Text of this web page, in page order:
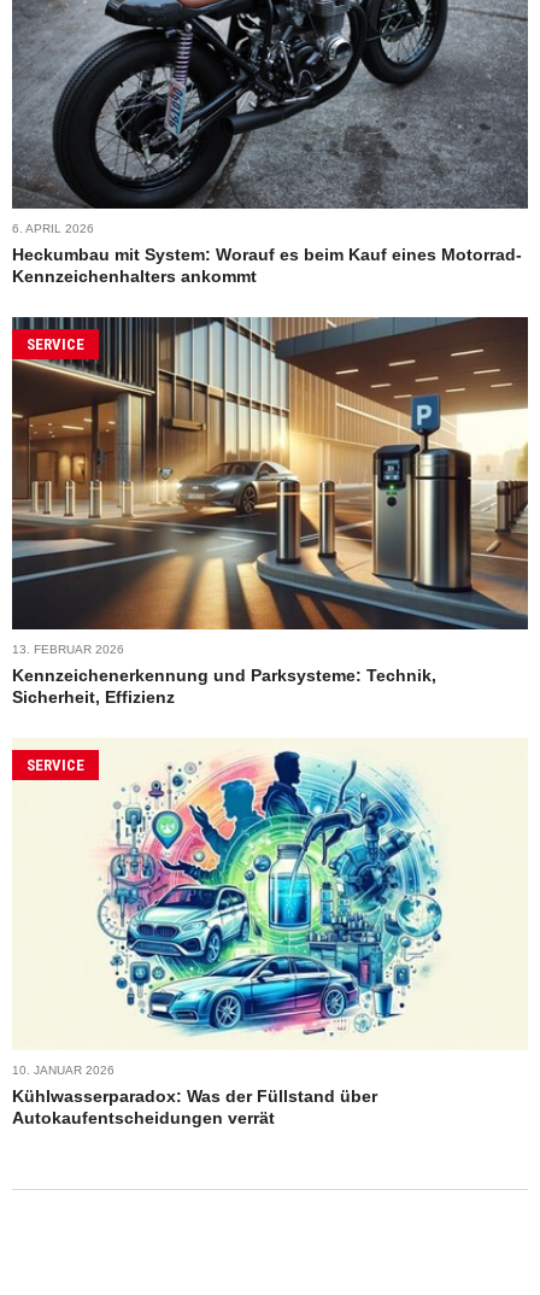
6. APRIL 2026
Heckumbau mit System: Worauf es beim Kauf eines Motorrad-
Kennzeichenhalters ankommt
SERVICE
13. FEBRUAR 2026
Kennzeichenerkennung und Parksysteme: Technik,
Sicherheit, Effizienz
SERVICE
10. JANUAR 2026
Kühlwasserparadox: Was der Füllstand über
Autokaufentscheidungen verrät